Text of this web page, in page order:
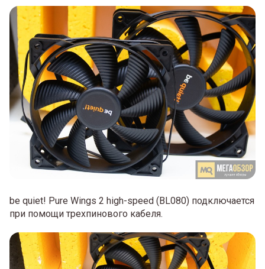
be quiet! Pure Wings 2 high-speed (BL080) подключается
при помощи трехпинового кабеля.